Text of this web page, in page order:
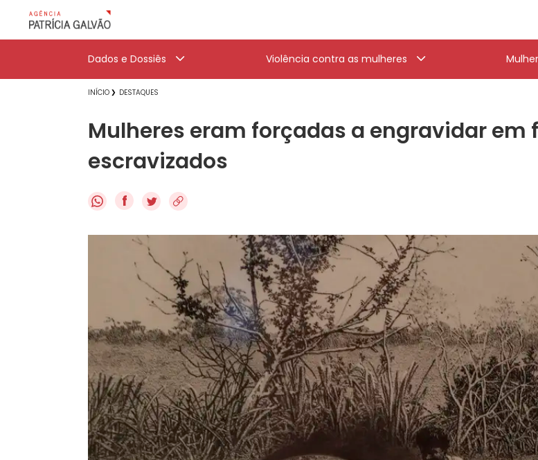
Dados e Dossiês Violência contra as mulheres
INÍCIO DESTAQUES
Mulheres eram forçadas a engravidar em
escravizados
f